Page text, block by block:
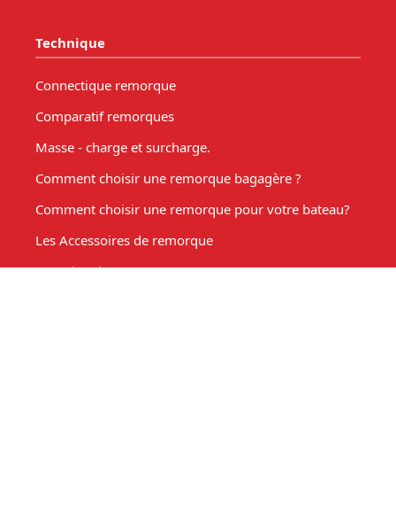
Technique
Connectique remorque
Comparatif remorques
Masse - charge et surcharge.
Comment choisir une remorque bagagère ?
Comment choisir une remorque pour votre bateau?
Les Accessoires de remorque
Entretien de votre remorque